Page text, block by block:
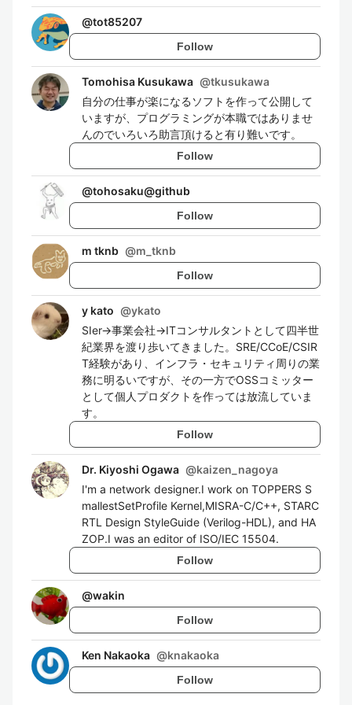
@tot85207
Follow
Tomohisa Kusukawa @tkusukawa
自分の仕事が楽になるソフトを作って公開して
いますが、プログラミングが本職ではありませ
んのでいろいろ助言頂けると有り難いです。
Follow
@tohosaku@github
Follow
m tknb @m_tknb
Follow
y kato @ykato
SIer→事業会社→ITコンサルタントとして四半世
紀業界を渡り歩いてきました。SRE/CCoE/CSIR
T経験があり、インフラ・セキュリティ周りの業
務に明るいですが、その一方でOSSコミッター
として個人プロダクトを作っては放流していま
す。
Follow
Dr. Kiyoshi Ogawa @kaizen_nagoya
I'm a network designer.I work on TOPPERS S
mallestSetProfile Kernel,MISRA-C/C++, STARC
RTL Design StyleGuide (Verilog-HDL), and HA
ZOP.I was an editor of ISO/IEC 15504.
Follow
@wakin
Follow
Ken Nakaoka @knakaoka
Follow